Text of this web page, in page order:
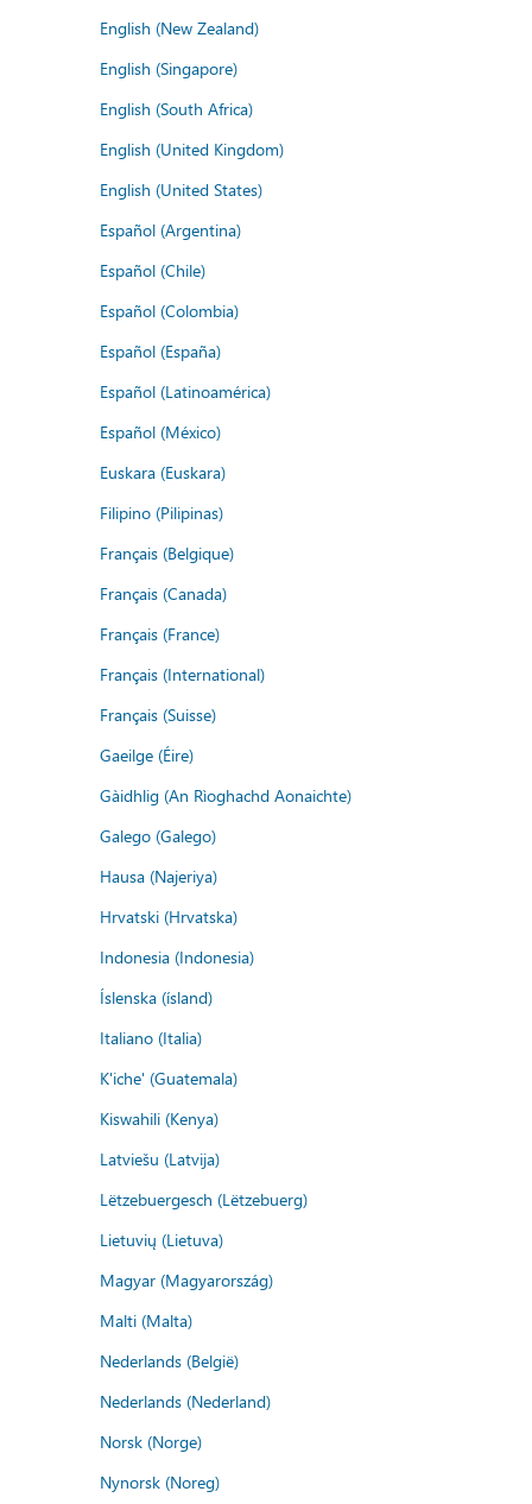
English (New Zealand)
English (Singapore)
English (South Africa)
English (United Kingdom)
English (United States)
Español (Argentina)
Español (Chile)
Español (Colombia)
Español (España)
Español (Latinoamérica)
Español (México)
Euskara (Euskara)
Filipino (Pilipinas)
Français (Belgique)
Français (Canada)
Français (France)
Français (International)
Français (Suisse)
Gaeilge (Éire)
Gàidhlig (An Rìoghachd Aonaichte)
Galego (Galego)
Hausa (Najeriya)
Hrvatski (Hrvatska)
Indonesia (Indonesia)
Íslenska (ísland)
Italiano (Italia)
K'iche' (Guatemala)
Kiswahili (Kenya)
Latviešu (Latvija)
Lëtzebuergesch (Lëtzebuerg)
Lietuvių (Lietuva)
Magyar (Magyarország)
Malti (Malta)
Nederlands (België)
Nederlands (Nederland)
Norsk (Norge)
Nynorsk (Noreg)